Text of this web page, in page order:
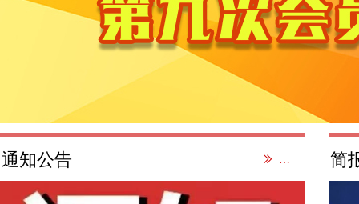
通知公告 ꅀ 更多 简